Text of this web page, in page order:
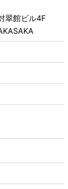
翠館ビル4F